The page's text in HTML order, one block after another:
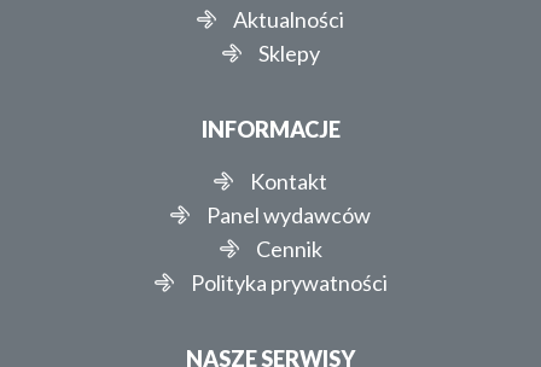
Aktualności
Sklepy
INFORMACJE
Kontakt
Panel wydawców
Cennik
Polityka prywatności
NASZE SERWISY